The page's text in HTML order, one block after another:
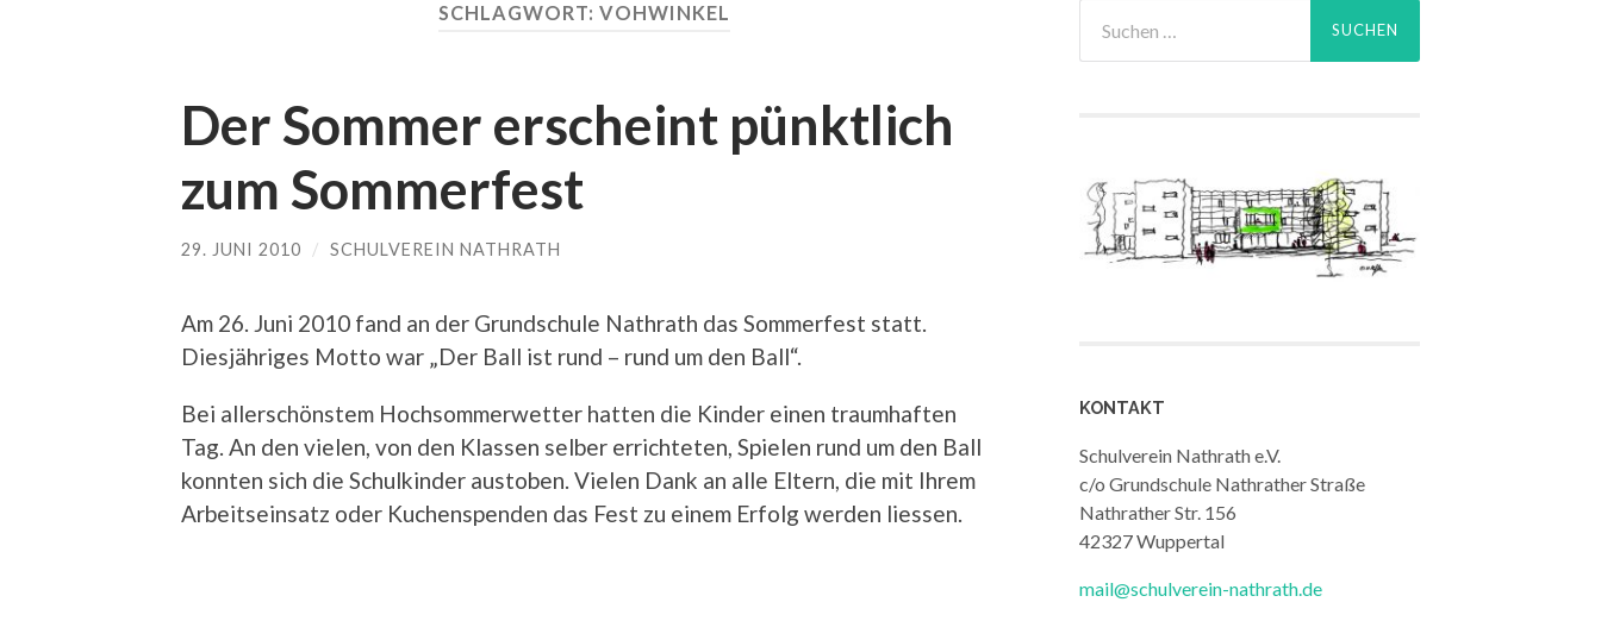
SCHLAGWORT: VOHWINKEL
Der Sommer erscheint pünktlich
zum Sommerfest
29. JUNI 2010 / SCHULVEREIN NATHRATH
Am 26. Juni 2010 fand an der Grundschule Nathrath das Sommerfest statt.
Diesjähriges Motto war „Der Ball ist rund – rund um den Ball“.
Bei allerschönstem Hochsommerwetter hatten die Kinder einen traumhaften
Tag. An den vielen, von den Klassen selber errichteten, Spielen rund um den Ball
konnten sich die Schulkinder austoben. Vielen Dank an alle Eltern, die mit Ihrem
Arbeitseinsatz oder Kuchenspenden das Fest zu einem Erfolg werden liessen.
nach:
KONTAKT
Schulverein Nathrath e.V.
c/o Grundschule Nathrather Straße
Nathrather Str. 156
42327 Wuppertal
mail@schulverein-nathrath.de